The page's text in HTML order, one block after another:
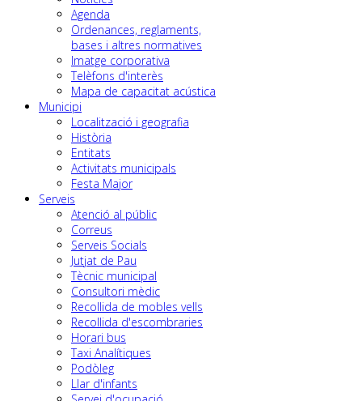
Agenda
Ordenances, reglaments,
bases i altres normatives
Imatge corporativa
Telèfons d'interès
Mapa de capacitat acústica
Municipi
Localització i geografia
Història
Entitats
Activitats municipals
Festa Major
Serveis
Atenció al públic
Correus
Serveis Socials
Jutjat de Pau
Tècnic municipal
Consultori mèdic
Recollida de mobles vells
Recollida d'escombraries
Horari bus
Taxi Analítiques
Podòleg
Llar d'infants